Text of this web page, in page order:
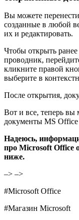
Вы можете
созданные в любой
их и редактировать.
Чтобы открыть
проводник,
кликните правой
выберите в
После открытия,
Вот и все, теперь вы
документы MS
Надеюсь,
про Microsoft Offiсe
ниже.
–> –>
#Microsoft Offiсe
#Магазин Microsoft